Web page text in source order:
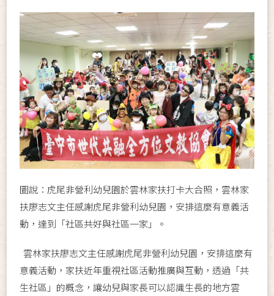
圖說：虎尾非營利幼兒園於雲林家扶打卡大合照，雲林家
扶廖志文主任感謝虎尾非營利幼兒園，安排這麼有意義活
動，達到「社區共好與社區一家」。
雲林家扶廖志文主任感謝虎尾非營利幼兒園，安排這麼有
意義活動，家扶近年重視社區活動推廣與互動，透過「共
生社區」的概念，讓幼兒與家長可以認識生長的地方雲